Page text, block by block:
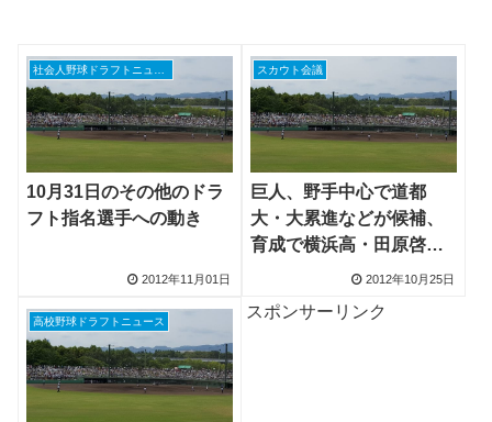
10月31日のその他のドラ
フト指名選手への動き
2012年11月01日
スカウト会議
巨人、野手中心で道都
大・大累進などが候補、
育成で横浜高・田原啓吾
投手、松冨倫選手を指名
2012年10月25日
高校野球ドラフトニュース
スポンサーリンク